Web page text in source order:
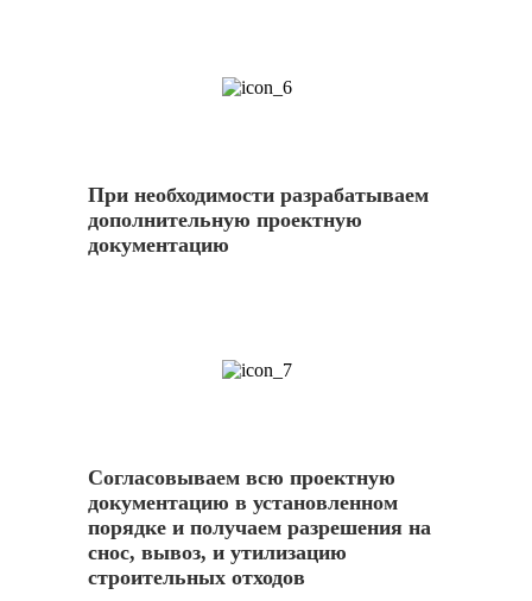
При необходимости разрабатываем
дополнительную проектную
документацию
Согласовываем всю проектную
документацию в установленном
порядке и получаем разрешения на
снос, вывоз, и утилизацию
строительных отходов